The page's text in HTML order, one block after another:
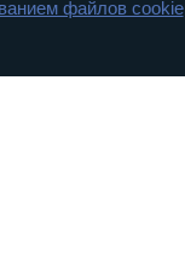
файлов cookie